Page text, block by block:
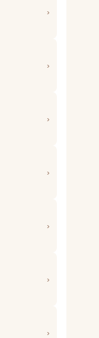
›
›
›
›
›
›
›